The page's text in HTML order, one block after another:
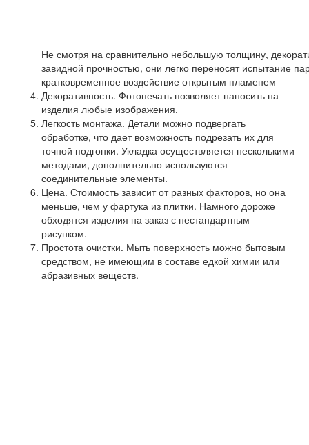
Не смотря на сравнительно небольшую толщину,
завидной прочностью, они легко переносят испытание
кратковременное воздействие открытым пламенем
Декоративность. Фотопечать позволяет наносить на
изделия любые изображения.
Легкость монтажа. Детали можно подвергать
обработке, что дает возможность подрезать их для
точной подгонки. Укладка осуществляется несколькими
методами, дополнительно используются
соединительные элементы.
Цена. Стоимость зависит от разных факторов, но она
меньше, чем у фартука из плитки. Намного дороже
обходятся изделия на заказ с нестандартным
рисунком.
Простота очистки. Мыть поверхность можно бытовым
средством, не имеющим в составе едкой химии или
абразивных веществ.